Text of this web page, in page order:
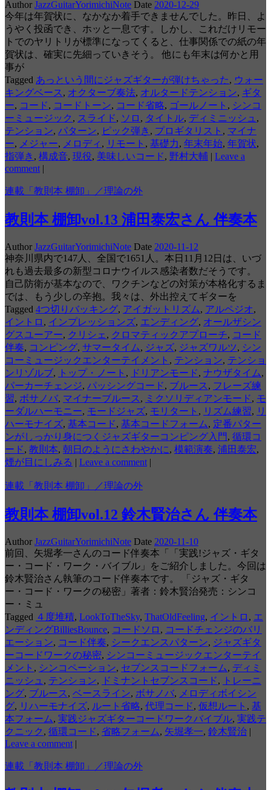
Author JazzGuitarYorimichiNote Date 2020-12-29
今年は年賀状に、なかなか着手できませんでした。昨日、よ
うやく投函でき、ホッと一息です。しかし、これだけリモー
トでのヤリトリが標準になってくると、仕事関係での紙の年
賀状は、確実に先細っていきそう。 他にも年末は何かと用
事が
Tagged あっという間にジャズギターが弾けちゃった, ウォー
キングベース, オクターブ奏法, オルタードテンション, ギタ
ー, コード, コードトーン, コード省略, ゴールノート , シンコ
ーミュージック , スライド, ソロ , タイトル, ディミニッシュ,
テンション, パターン, ピック弾き , プロギタリスト , マイナ
ー, メジャー, メロディ , リモート , 基礎力, 年末年始, 年賀状,
指弾き , 構成音, 現役, 美味しいコード, 野村大輔 | Leave a
comment |
連載「教則本 棚卸」／理論の外
教則本 棚卸vol.13 浦田泰宏さん 伴奏本
Author JazzGuitarYorimichiNote Date 2020-11-12
神奈川県内で147人、全国で1651人。本日11月12日は、いづ
れも過去最多の新型コロナウイルス感染者数だそうです。
自己防衛が基本なので、ワクチンなどの対策が本格化するま
では、もう少しの辛抱。我々は、外出控えてギターを
Tagged 4つ切りバッキング, アイガットリズム, アルペジオ,
イントロ , インプレッションズ, エンディング, オールザシン
グスユーアー, クリシェ , クロマティックアプローチ, コード
伴奏, コンピング, サマータイム, ジャズ, ジャズワルツ, シン
コーミュージックエンターテイメント , テンション, テンショ
ンリゾルブ, トップ・ノート , ドリアンモード, ナウザタイム,
パーカーチェンジ, パッシングコード, ブルース , フレーズ練
習, ボサノバ, マイナーブルース , ミクソリディアンモード, モ
ーダルハーモニー, モードジャズ, モリタート , リズム練習, リ
ハーモナイズ, 基本コード, 基本コードフォーム, 定番パター
ンがしっかり身につくジャズギターコンピング入門, 循環コ
ード, 教則本, 朝日のようにさわやかに, 模範演奏, 浦田泰宏,
煙が目にしみる | Leave a comment |
連載「教則本 棚卸」／理論の外
教則本 棚卸vol.12 鈴木賢治さん 伴奏本
Author JazzGuitarYorimichiNote Date 2020-11-10
前回、矢堀孝一さんのコード伴奏本「「実践!ジャズ・ギタ
ー・コード・ワーク・バイブル」をご紹介しました。今回は
鈴木賢治さん執筆のコード伴奏本です。 「ジャズ・ギタ
ー・コード・ワークの秘密」著者：鈴木賢治発売：シンコ
ー・ミュ
Tagged ４度堆積, LookToTheSky, ThatOldFeeling, イントロ , エ
ンディングBilliesBounce, コードソロ , コードチェンジのバリ
エーション, コード伴奏, シークエンスパターン, ジャズギタ
ーコードワークの秘密, シンコーミュージックエンターテイ
メント , シンコペーション, セブンスコードフォーム, ディミ
ニッシュ , テンション, ドミナントセブンスコード,
トレーニ
ング, ブルース , ベースライン, ボサノバ, メロディボイシン
グ, リハーモナイズ, ルート省略, 代理コード, 仮想ルート , 基
本フォーム, 実践ジャズギターコードワークバイブル, 実践テ
クニック , 循環コード, 省略フォーム, 矢堀孝一, 鈴木賢治 |
Leave a comment |
連載「教則本 棚卸」／理論の外